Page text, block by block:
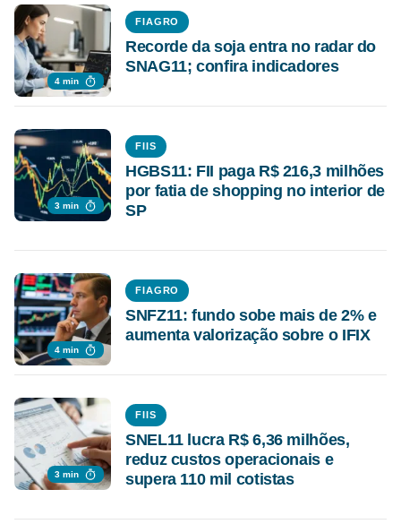
4 min
FIAGRO
Recorde da soja entra no radar do
SNAG11; confira indicadores
3 min
FIIS
HGBS11: FII paga R$ 216,3 milhões
por fatia de shopping no interior de
SP
4 min
FIAGRO
SNFZ11: fundo sobe mais de 2% e
aumenta valorização sobre o IFIX
3 min
FIIS
SNEL11 lucra R$ 6,36 milhões,
reduz custos operacionais e
supera 110 mil cotistas